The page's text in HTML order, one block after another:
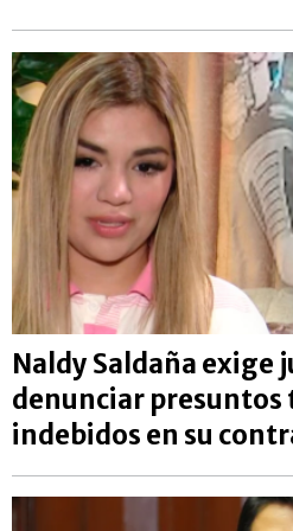
Naldy Saldaña exige
denunciar presuntos
indebidos en su